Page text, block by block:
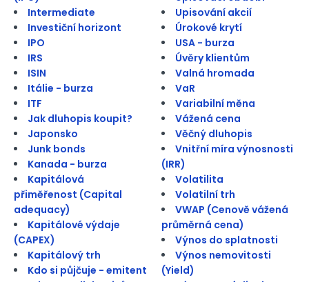
Intermediate
Investiční horizont
IPO
IRS
ISIN
Itálie - burza
ITF
Jak dluhopis koupit?
Japonsko
Junk bonds
Kanada - burza
Kapitálová
přiměřenost (Capital
adequacy)
Kapitálové výdaje
(CAPEX)
Kapitálový trh
Kdo si půjčuje - emitent
Upisování akcií
Úrokové krytí
USA - burza
Úvěry klientům
Valná hromada
VaR
Variabilní měna
Vážená cena
Věčný dluhopis
Vnitřní míra výnosnosti
(IRR)
Volatilita
Volatilní trh
VWAP (Cenově vážená
průměrná cena)
Výnos do splatnosti
Výnos nemovitosti
(Yield)